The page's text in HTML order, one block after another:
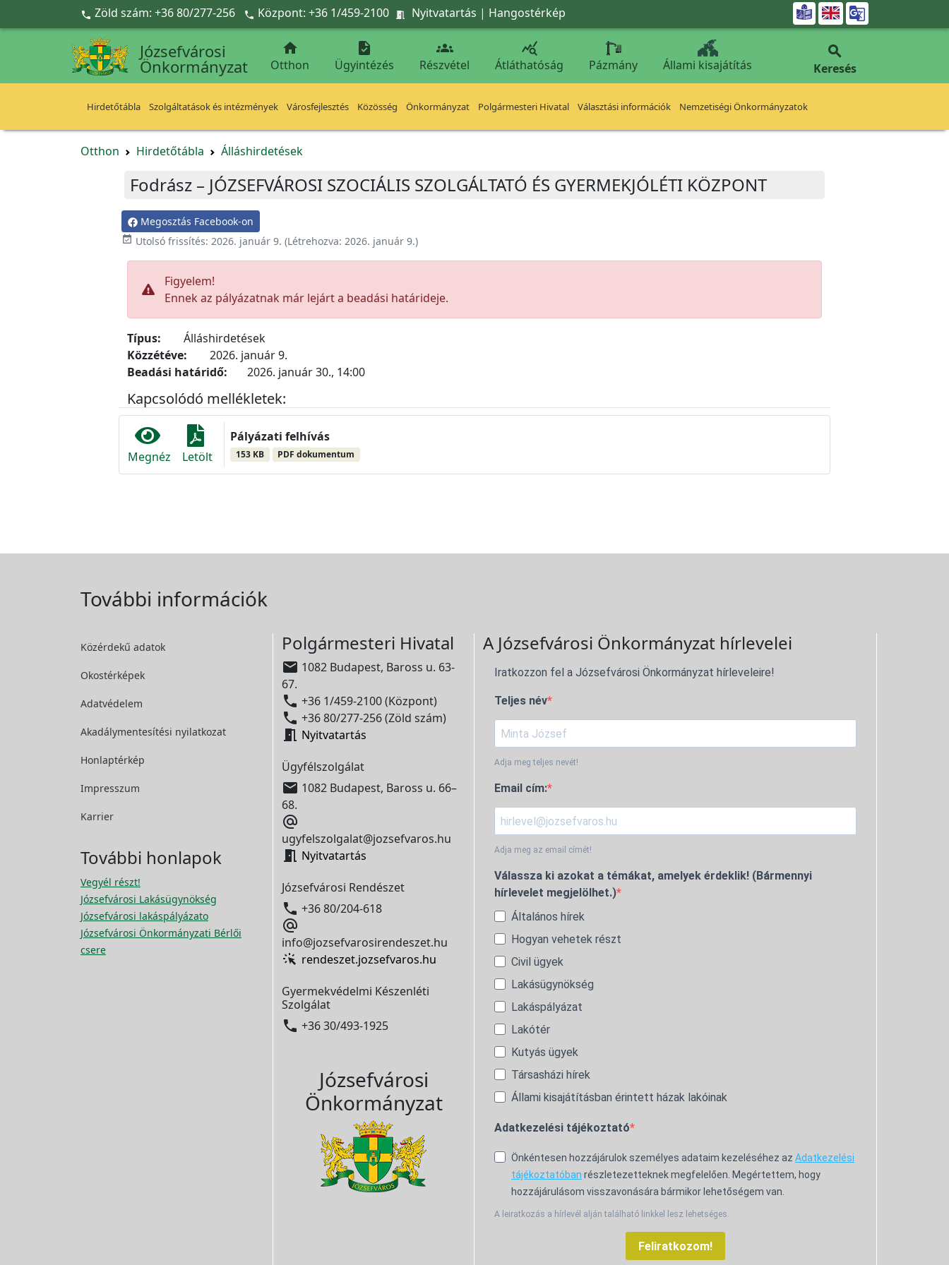
Ugrás a fő tartalomra
 Zöld szám: +36 80/277-256  Központ: +36 1/459-2100  Nyitvatartás | Hangostérkép 
Józsefvárosi
Önkormányzat

Otthon

Ügyintézés

Részvétel

Átláthatóság Pázmány Állami kisajátítás

Keresés
Hirdetőtábla Szolgáltatások és intézmények Városfejlesztés Közösség Önkormányzat Polgármesteri Hivatal Választási információk Nemzetiségi Önkormányzatok
Otthon Hirdetőtábla Álláshirdetések
Fodrász – JÓZSEFVÁROSI SZOCIÁLIS SZOLGÁLTATÓ ÉS GYERMEKJÓLÉTI KÖZPONT
Megosztás Facebook-on
 Utolsó frissítés: 2026. január 9. (Létrehozva: 2026. január 9.)
Figyelem!
Ennek az pályázatnak már lejárt a beadási határideje.
Típus:
Álláshirdetések
Közzétéve:
2026. január 9.
Beadási határidő:
2026. január 30., 14:00
Kapcsolódó mellékletek:
Megnéz Letölt
Pályázati felhívás
153 KB PDF dokumentum
További információk
Közérdekű adatok
Okostérképek
Adatvédelem
Akadálymentesítési nyilatkozat
Honlaptérkép
Impresszum
Karrier
További honlapok
Vegyél részt!
Józsefvárosi Lakásügynökség
Józsefvárosi lakáspályázato
Józsefvárosi Önkormányzati Bérlői
csere
Polgármesteri Hivatal
 1082 Budapest, Baross u. 63-
67.
 +36 1/459-2100 (Központ)
 +36 80/277-256 (Zöld szám)
 Nyitvatartás
Ügyfélszolgálat
 1082 Budapest, Baross u. 66–
68.

ugyfelszolgalat@jozsefvaros.hu
 Nyitvatartás
Józsefvárosi Rendészet
 +36 80/204-618

info@jozsefvarosirendeszet.hu
rendeszet.jozsefvaros.hu
Gyermekvédelmi Készenléti
Szolgálat
 +36 30/493-1925
Józsefvárosi
Önkormányzat
A Józsefvárosi Önkormányzat hírlevelei
Iratkozzon fel a Józsefvárosi Önkormányzat hírleveleire!
Teljes név
Adja meg teljes nevét!
Email cím:
Adja meg az email címét!
Válassza ki azokat a témákat, amelyek érdeklik! (Bármennyi
hírlevelet megjelölhet.)
Általános hírek
Hogyan vehetek részt
Civil ügyek
Lakásügynökség
Lakáspályázat
Lakótér
Kutyás ügyek
Társasházi hírek
Állami kisajátításban érintett házak lakóinak
Adatkezelési tájékoztató
Önkéntesen hozzájárulok személyes adataim kezeléséhez az Adatkezelési
tájékoztatóban részletezetteknek megfelelően. Megértettem, hogy
hozzájárulásom visszavonására bármikor lehetőségem van.
A leiratkozás a hírlevél alján található linkkel lesz lehetséges.
Feliratkozom!